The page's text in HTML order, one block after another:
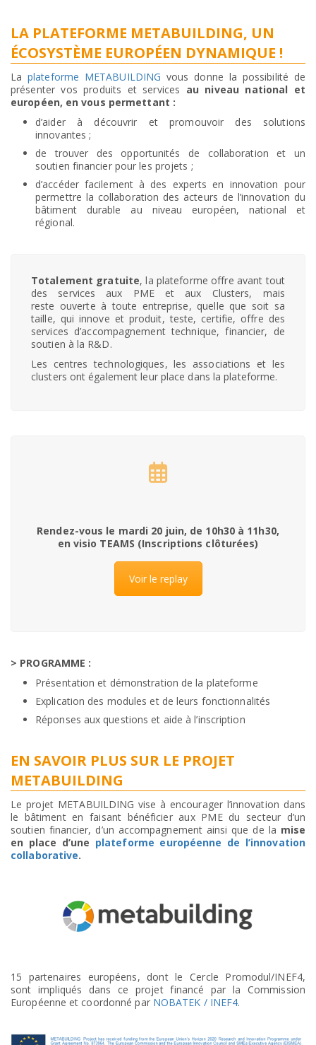
LA PLATEFORME METABUILDING, UN
ÉCOSYSTÈME EUROPÉEN DYNAMIQUE !
Laplateforme METABUILDING vous donne la possibilité de
présenter vos produits et services au niveau national et
européen, en vous permettant :
d’aider à découvrir et promouvoir des solutions
innovantes ;
de trouver des opportunités de collaboration et un
soutien financier pour les projets ;
d’accéder facilement à des experts en innovation pour
permettre la collaboration des acteurs de l’innovation du
bâtiment durable au niveau européen, national et
régional.
Totalement gratuite, la plateforme offre avant tout
des services aux PME et aux Clusters, mais
reste ouverte à toute entreprise, quelle que soit sa
taille, qui innove et produit, teste, certifie, offre des
services d’accompagnement technique, financier, de
soutien à la R&D.
Les centres technologiques, les associations et les
clusters ont également leur place dans la plateforme.
Rendez-vous le mardi 20 juin, de 10h30 à 11h30,
en visio TEAMS (Inscriptions clôturées)
Voir le replay
> PROGRAMME :
Présentation et démonstration de la plateforme
Explication des modules et de leurs fonctionnalités
Réponses aux questions et aide à l’inscription
EN SAVOIR PLUS SUR LE PROJET
METABUILDING
Le projet METABUILDING vise à encourager l’innovation dans
le bâtiment en faisant bénéficier aux PME du secteur d’un
soutien financier, d’un accompagnement ainsi que de la mise
en place d’une plateforme européenne de l’innovation
collaborative.
15 partenaires européens, dont le Cercle Promodul/INEF4,
sont impliqués dans ce projet financé par la Commission
Européenne et coordonné par NOBATEK / INEF4.